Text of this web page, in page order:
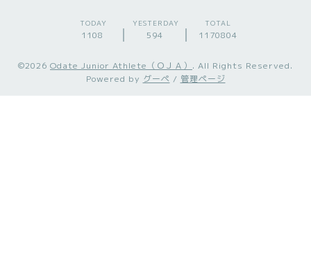
TODAY
1108
YESTERDAY
594
TOTAL
1170804
©2026 Odate Junior Athlete（ＯＪＡ） . All Rights Reserved.
Powered by グーペ / 管理ページ